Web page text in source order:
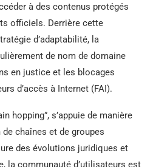
à des contenus protégés
officiels. Derrière cette
d’adaptabilité, la
de nom de domaine
en justice et les blocages
d’accès à Internet (FAI).
hopping”, s’appuie de manière
chaînes et de groupes
des évolutions juridiques et
la communauté d’utilisateurs est